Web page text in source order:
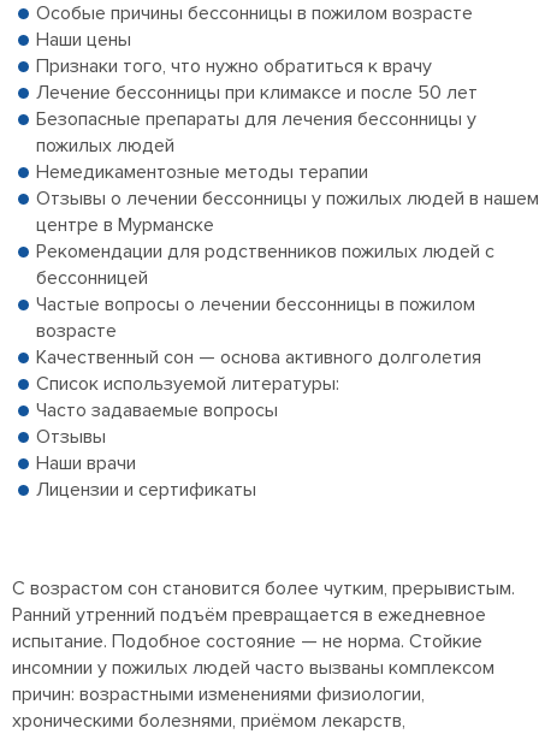
Особые причины бессонницы в пожилом возрасте
Наши цены
Признаки того, что нужно обратиться к врачу
Лечение бессонницы при климаксе и после 50 лет
Безопасные препараты для лечения бессонницы у
пожилых людей
Немедикаментозные методы терапии
Отзывы о лечении бессонницы у пожилых людей в нашем
центре в Мурманске
Рекомендации для родственников пожилых людей с
бессонницей
Частые вопросы о лечении бессонницы в пожилом
возрасте
Качественный сон — основа активного долголетия
Список используемой литературы:
Часто задаваемые вопросы
Отзывы
Наши врачи
Лицензии и сертификаты
С возрастом сон становится более чутким, прерывистым.
Ранний утренний подъём превращается в ежедневное
испытание. Подобное состояние — не норма. Стойкие
инсомнии у пожилых людей часто вызваны комплексом
причин: возрастными изменениями физиологии,
хроническими болезнями, приёмом лекарств,